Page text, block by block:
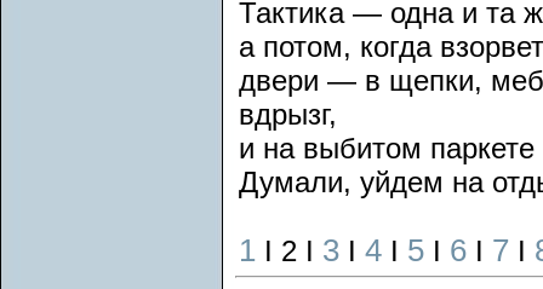
Тактика — одна и та
а потом, когда
двери — в щепки,
вдрызг,
и на выбитом
Думали, уйдем на
1 I 2 I 3 I 4 I 5 I 6 I 7 I